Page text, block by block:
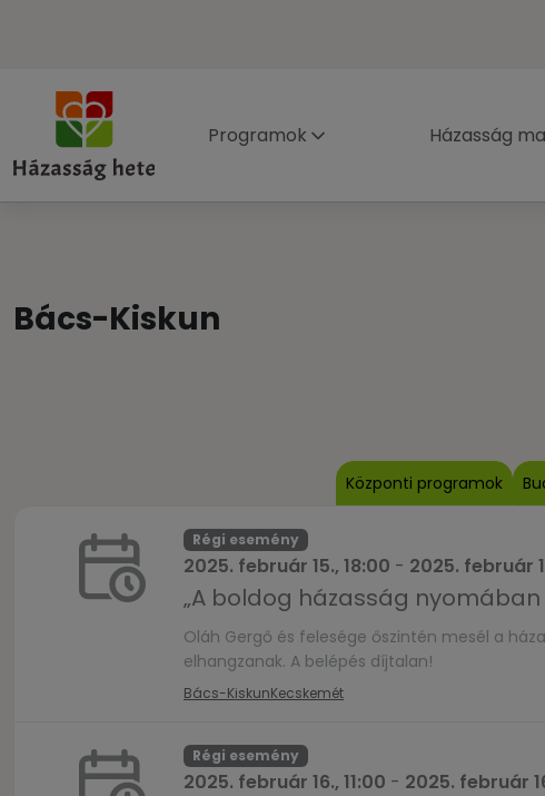
Programok Házasság
Bács-Kiskun
Központi programok
Régi esemény
2025. február 15., 18:00 - 2025. február
„A boldog házasság nyomában
Oláh Gergő és felesége őszintén mesél a
elhangzanak. A belépés díjtalan!
Bács-KiskunKecskemét
Régi esemény
2025. február 16., 11:00 - 2025. február